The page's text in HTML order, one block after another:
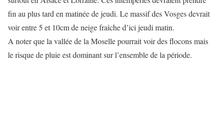
fin au plus tard en matinée de jeudi. Le massif des Vosges devrait
voir entre 5 et 10cm de neige fraîche d’ici jeudi matin.
A noter que la vallée de la Moselle pourrait voir des flocons mais
le risque de pluie est dominant sur l’ensemble de la période.